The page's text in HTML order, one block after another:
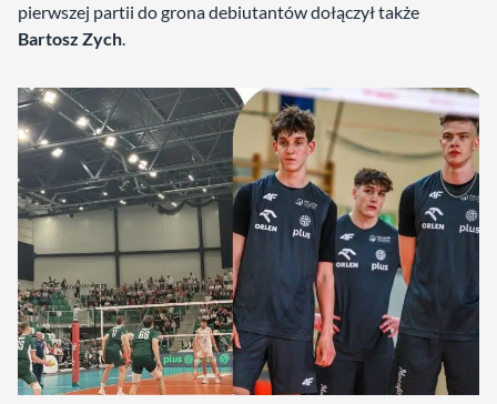
pierwszej partii do grona debiutantów dołączył także
Bartosz Zych.